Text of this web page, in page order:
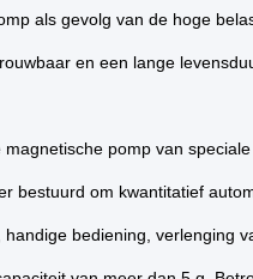
als gevolg van de hoge
en een lange
pomp van
bestuurd om kwantitatief
bediening, verlenging